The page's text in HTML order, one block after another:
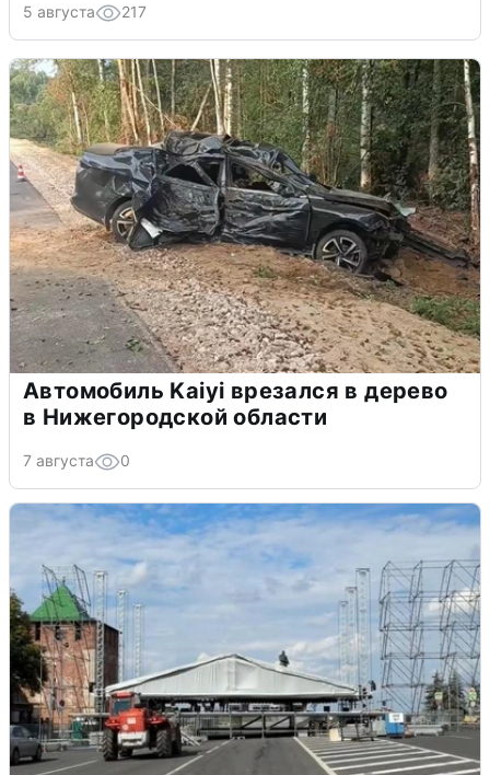
5 августа 217
Автомобиль Kaiyi врезался в дерево
в Нижегородской области
7 августа 0